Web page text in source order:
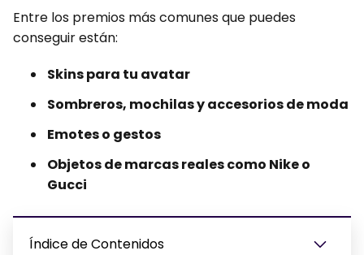
Entre los premios más comunes que puedes
conseguir están:
Skins para tu avatar
Sombreros, mochilas y accesorios de moda
Emotes o gestos
Objetos de marcas reales como Nike o
Gucci
Índice de Contenidos